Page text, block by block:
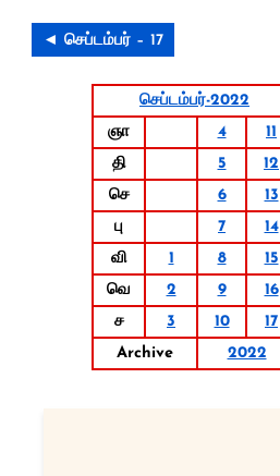
◄ செப்டம்பர் – 17
செப்டம்பர்-2022
ஞா
4 11
தி
5 12
செ
6 13
பு
7 14
வி
1 8 15
வெ
2 9 16
ச
3 10 17
Archive
2022